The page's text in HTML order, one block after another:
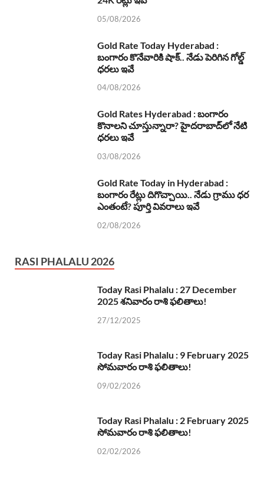
05/08/2026
Gold Rate Today Hyderabad :
బంగారం కొనేవారికి షాక్.. నేడు పెరిగిన గోల్డ్
ధరలు ఇవే
04/08/2026
Gold Rates Hyderabad : బంగారం
కొనాలని చూస్తున్నారా? హైదరాబాద్‌లో నేటి
ధరలు ఇవే
03/08/2026
Gold Rate Today in Hyderabad :
బంగారం రేట్లు దిగొచ్చాయి.. నేడు గ్రాము ధర
ఎంతంటే? పూర్తి వివరాలు ఇవే
02/08/2026
RASI PHALALU 2026
Today Rasi Phalalu : 27 December
2025 శనివారం రాశి ఫలితాలు!
27/12/2025
Today Rasi Phalalu : 9 February 2025
సోమవారం రాశి ఫలితాలు!
09/02/2026
Today Rasi Phalalu : 2 February 2025
సోమవారం రాశి ఫలితాలు!
02/02/2026